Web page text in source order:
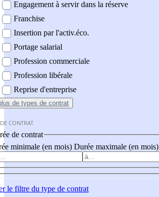
Engagement à servir dans la réserve
Franchise
Insertion par l'activ.éco.
Portage salarial
Profession commerciale
Profession libérale
Reprise d'entreprise
de types de contrat
CONTRAT
de contrat
minimale (en mois) Durée maximale (en mois)
le filtre du type de contrat